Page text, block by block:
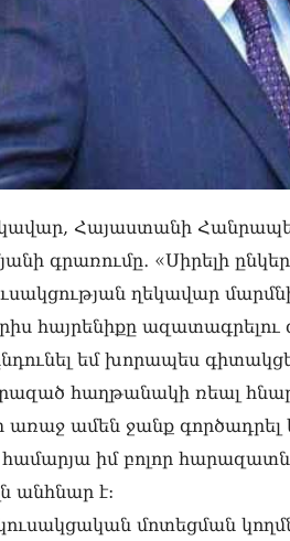
Հայաստանի
գրառումը․ «Սիրելի
ղեկավար
հայրենիքը
եմ խորապես
հաղթանակի ռեալ
առաջ ամեն ջանք
համարյա իմ բոլոր
անհնար է:
մոտեցման